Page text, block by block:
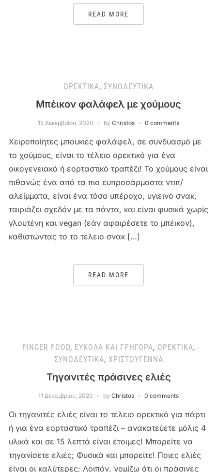
READ MORE
ΟΡΕΚΤΙΚΆ, ΣΥΝΟΔΕΥΤΙΚΆ
Μπέικον φαλάφελ με χούμους
15 Δεκεμβρίου, 2020 by Christos 0 comments
Χειροποίητες μπουκιές φαλάφελ, σε συνδυασμό με
το χούμους, είναι το τέλειο ορεκτικό για ένα
οικογενειακό ή εορταστικό τραπέζι! Το χούμους είναι
πιθανώς ένα από τα πιο ευπροσάρμοστα ντιπ/
αλείμματα, είναι ένα τόσο υπέροχο, υγιεινό σνακ,
ταιριάζει σχεδόν με τα πάντα, και είναι φυσικά χωρίς
γλουτένη και vegan (εάν αφαιρέσετε το μπέικον),
καθιστώντας το το τέλειο σνακ […]
READ MORE
FINGER FOOD, ΕΎΚΟΛΑ ΚΑΙ ΓΡΉΓΟΡΑ, ΟΡΕΚΤΙΚΆ,
ΣΥΝΟΔΕΥΤΙΚΆ, ΧΡΙΣΤΟΎΓΕΝΝΑ
Τηγανιτές πράσινες ελιές
11 Δεκεμβρίου, 2020 by Christos 0 comments
Οι τηγανιτές ελιές είναι το τέλειο ορεκτικό για πάρτι
ή για ένα εορταστικό τραπέζι – ανακατεύετε μόλις 4
υλικά και σε 15 λεπτά είναι έτοιμες! Μπορείτε να
τηγανίσετε ελιές; Φυσικά και μπορείτε! Ποιες ελιές
είναι οι καλύτερες; Λοιπόν, νομίζω ότι οι πράσινες